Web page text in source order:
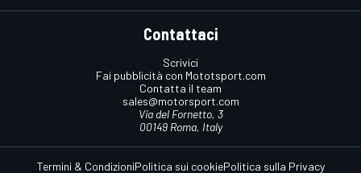
Contattaci
Scrivici
Fai pubblicità con Mototsport.com
Contatta il team
sales@motorsport.com
Via del Fornetto, 3
00149 Roma, Italy
Termini & CondizioniPolitica sui cookiePolitica sulla Privacy